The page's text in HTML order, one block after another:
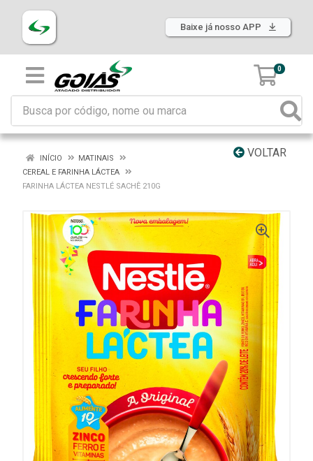
Baixe já nosso APP
0
VOLTAR
INÍCIO
MATINAIS
CEREAL E FARINHA LÁCTEA
FARINHA LÁCTEA NESTLÉ SACHÊ 210G